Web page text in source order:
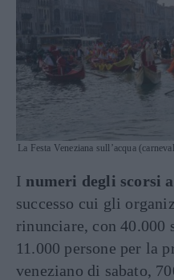
La Festa Veneziana sull’acqua
I numeri degli scorsi
successo cui gli
rinunciare, con 40.000
11.000 persone per la
veneziano di sabato,